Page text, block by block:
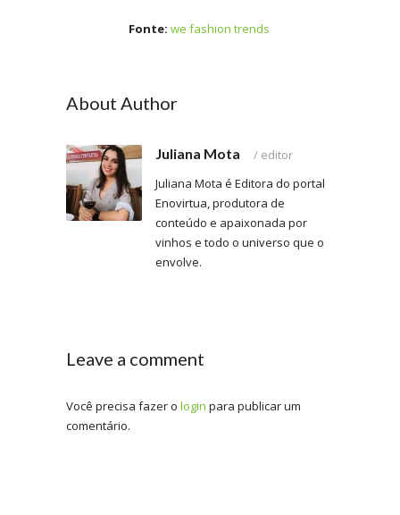
Fonte: we fashion trends
About Author
Juliana Mota / editor
Juliana Mota é Editora do portal
Enovirtua, produtora de
conteúdo e apaixonada por
vinhos e todo o universo que o
envolve.
Leave a comment
Você precisa fazer o login para publicar um
comentário.